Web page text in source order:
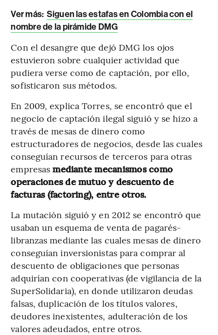
Ver más: Siguen las estafas en Colombia con el
nombre de la pirámide DMG
Con el desangre que dejó DMG los ojos
estuvieron sobre cualquier actividad que
pudiera verse como de captación, por ello,
sofisticaron sus métodos.
En 2009, explica Torres, se encontró que el
negocio de captación ilegal siguió y se hizo a
través de mesas de dinero como
estructuradores de negocios, desde las cuales
conseguían recursos de terceros para otras
empresasmediante mecanismos como
operaciones de mutuo y descuento de
facturas (factoring), entre otros.
La mutación siguió y en 2012 se encontró que
usaban un esquema de venta de pagarés-
libranzas mediante las cuales mesas de dinero
conseguían inversionistas para comprar al
descuento de obligaciones que personas
adquirían con cooperativas (de vigilancia de la
SuperSolidaria), en donde utilizaron deudas
falsas, duplicación de los títulos valores,
deudores inexistentes, adulteración de los
valores adeudados, entre otros.